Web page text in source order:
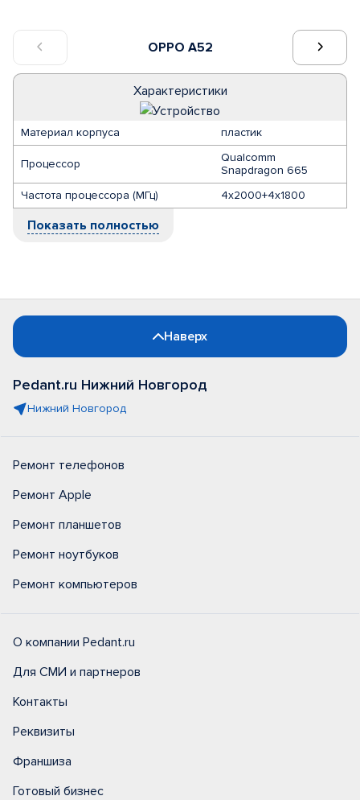
OPPO A52
Характеристики
Материал корпуса пластик
Процессор
Qualcomm
Snapdragon 665
Частота процессора (МГц)
4x2000+4x1800
Показать полностью
Наверх
Pedant.ru Нижний Новгород
Нижний Новгород
Ремонт телефонов
Ремонт Apple
Ремонт планшетов
Ремонт ноутбуков
Ремонт компьютеров
О компании Pedant.ru
Для СМИ и партнеров
Контакты
Реквизиты
Франшиза
Готовый бизнес